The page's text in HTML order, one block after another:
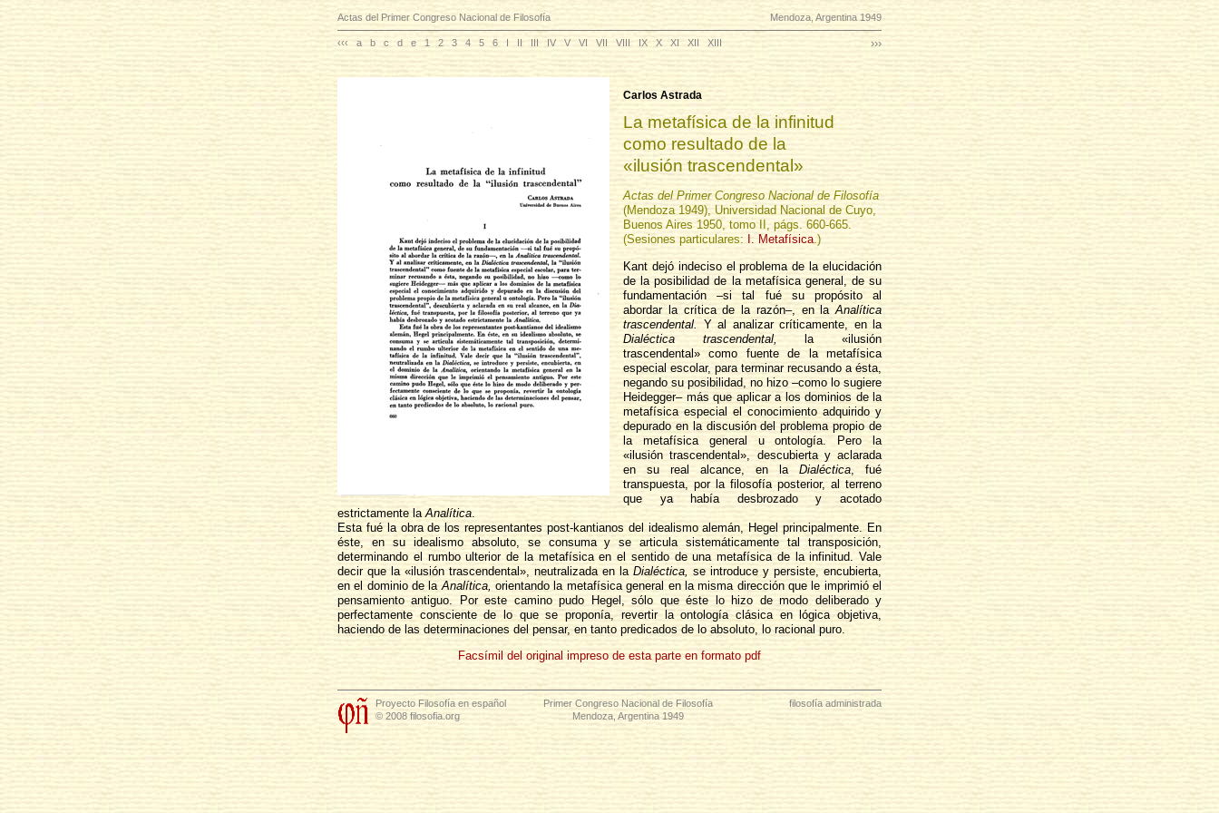
Actas del Primer Congreso Nacional de Filosofía Mendoza, Argentina 1949
‹‹‹ a b c d e 1 2 3 4 5 6 I II III IV V VI VII VIII IX X XI XII XIII ›››
Carlos Astrada
La metafísica de la infinitud
como resultado de la
«ilusión trascendental»
Actas del Primer Congreso Nacional de Filosofía
(Mendoza 1949), Universidad Nacional de Cuyo,
Buenos Aires 1950, tomo II, págs. 660-665.
(Sesiones particulares: I. Metafísica.)
Kant dejó indeciso el problema de la elucidación
de la posibilidad de la metafísica general, de su
fundamentación –si tal fué su propósito al
abordar la crítica de la razón–, en la Analítica
trascendental.
Y al analizar críticamente, en la
Dialéctica trascendental, la «ilusión
trascendental» como fuente de la metafísica
especial escolar, para terminar recusando a ésta,
negando su posibilidad, no hizo –como lo sugiere
Heidegger– más que aplicar a los dominios de la
metafísica especial el conocimiento adquirido y
depurado en la discusión del problema propio de
la metafísica general u ontología. Pero la
«ilusión trascendental», descubierta y aclarada
en su real alcance, en la Dialéctica , fué
transpuesta, por la filosofía posterior, al terreno
que ya había desbrozado y acotado
estrictamente la Analítica
Esta fué la obra de los representantes post-kantianos del idealismo alemán, Hegel principalmente. En
éste, en su idealismo absoluto, se consuma y se articula sistemáticamente tal transposición,
determinando el rumbo ulterior de la metafísica en el sentido de una metafísica de la infinitud. Vale
decir que la «ilusión trascendental», neutralizada en la Dialéctica, se introduce y persiste, encubierta,
en el dominio de la Analítica, orientando la metafísica general en la misma dirección que le imprimió el
pensamiento antiguo. Por este camino pudo Hegel, sólo que éste lo hizo de modo deliberado y
perfectamente consciente de lo que se proponía, revertir la ontología clásica en lógica objetiva,
haciendo de las determinaciones del pensar, en tanto predicados de lo absoluto, lo racional puro.
Facsímil del original impreso de esta parte en formato pdf
Proyecto Filosofía en español
© 2008 filosofia.org
Primer Congreso Nacional de Filosofía
Mendoza, Argentina 1949
filosofía administrada